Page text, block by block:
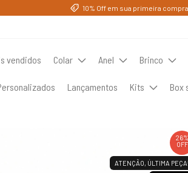
10% Off em sua primeira
vendidos Colar Anel Brinco
Lançamentos Kits Box
26%
OFF
ATENÇÃO, ÚLTIMA PEÇA!